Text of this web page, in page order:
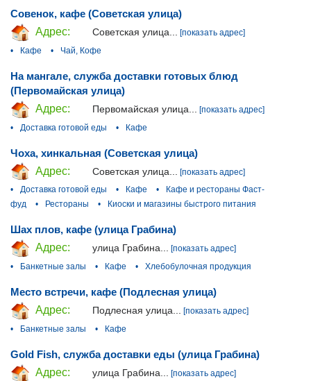
Совенок, кафе (Советская улица)
Адрес:
Советская улица...
[показать адрес]
•
Кафе • Чай, Кофе
На мангале, служба доставки готовых блюд
(Первомайская улица)
Адрес:
Первомайская улица...
[показать адрес]
•
Доставка готовой еды • Кафе
Чоха, хинкальная (Советская улица)
Адрес:
Советская улица...
[показать адрес]
•
Доставка готовой еды • Кафе •
Кафе и рестораны Фаст-
фуд
• Рестораны • Киоски и магазины быстрого питания
Шах плов, кафе (улица Грабина)
Адрес:
улица Грабина... [показать адрес]
•
Банкетные залы • Кафе • Хлебобулочная продукция
Место встречи, кафе (Подлесная улица)
Адрес:
Подлесная улица...
[показать адрес]
•
Банкетные залы • Кафе
Gold Fish, служба доставки еды (улица Грабина)
Адрес:
улица Грабина... [показать адрес]